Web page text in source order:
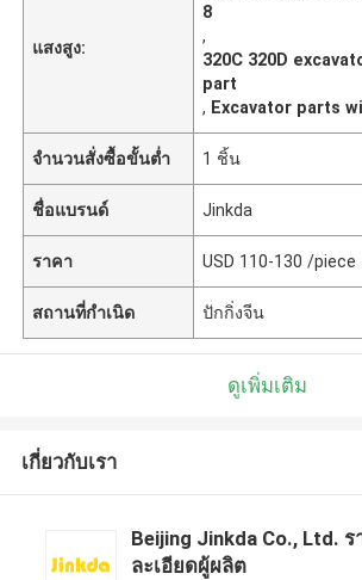
แสงสูง:
8
,
320C 320D
part
, Excavator parts
จำนวนสั่งซื้อขั้นต่ำ 1 ชิ้น
ชื่อแบรนด์ Jinkda
ราคา USD 110-130 /piece
สถานที่กำเนิด ปักกิ่งจีน
ดูเพิ่มเติม
เกี่ยวกับเรา
Beijing Jinkda Co., Ltd. ร
ละเอียดผู้ผลิต